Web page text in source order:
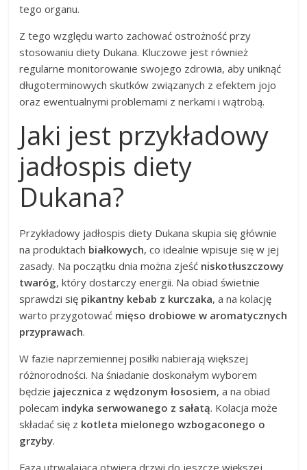
tego organu.
Z tego względu warto zachować ostrożność przy
stosowaniu diety Dukana. Kluczowe jest również
regularne monitorowanie swojego zdrowia, aby uniknąć
długoterminowych skutków związanych z efektem jojo
oraz ewentualnymi problemami z nerkami i wątrobą.
Jaki jest przykładowy
jadłospis diety
Dukana?
Przykładowy jadłospis diety Dukana skupia się głównie
na produktach białkowych, co idealnie wpisuje się w jej
zasady. Na początku dnia można zjeść niskotłuszczowy
twaróg, który dostarczy energii. Na obiad świetnie
sprawdzi się pikantny kebab z kurczaka, a na kolację
warto przygotować mięso drobiowe w aromatycznych
przyprawach.
W fazie naprzemiennej posiłki nabierają większej
różnorodności. Na śniadanie doskonałym wyborem
będzie jajecznica z wędzonym łososiem, a na obiad
polecam indyka serwowanego z sałatą. Kolacja może
składać się z kotleta mielonego wzbogaconego o
grzyby.
Faza utrwalająca otwiera drzwi do jeszcze większej